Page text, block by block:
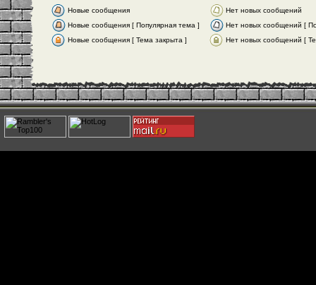
Новые сообщения
Нет новых сообщений
Новые сообщения [ Популярная тема ]
Нет новых сообщений [
Новые сообщения [ Тема закрыта ]
Нет новых сообщений [